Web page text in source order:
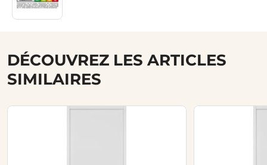
DÉCOUVREZ LES ARTICLES
SIMILAIRES